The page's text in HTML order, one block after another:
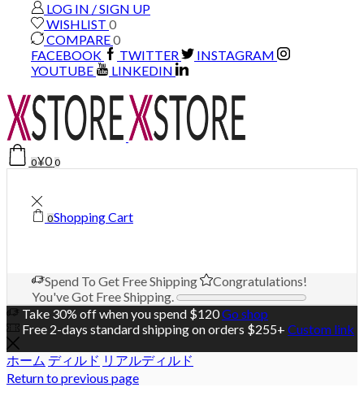
LOG IN / SIGN UP
WISHLIST 0
COMPARE0
FACEBOOK
TWITTER
INSTAGRAM
YOUTUBE
LINKEDIN
0¥0 0
0Shopping Cart
Spend To Get Free Shipping
Congratulations!
You've Got Free Shipping.
Take 30% off when you spend $120Go shop
Free 2-days standard shipping on orders $255+ Custom link
ホーム ディルド リアルディルド
Return to previous page